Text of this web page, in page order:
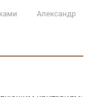
Александр